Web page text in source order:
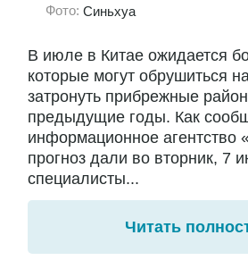
Фото: Синьхуа
В июле в Китае ожидается
которые могут обрушиться
затронуть прибрежные
предыдущие годы. Как
информационное агентство
прогноз дали во вторник, 7
специалисты...
Читать